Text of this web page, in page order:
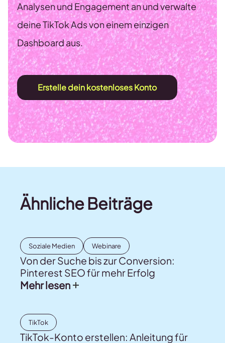
Analysen und Engagement an und verwalte
deine TikTok Ads von einem einzigen
Dashboard aus.
Erstelle dein kostenloses Konto
Ähnliche Beiträge
Soziale Medien Webinare
Von der Suche bis zur Conversion:
Pinterest SEO für mehr Erfolg
Mehr lesen
TikTok
TikTok-Konto erstellen: Anleitung für